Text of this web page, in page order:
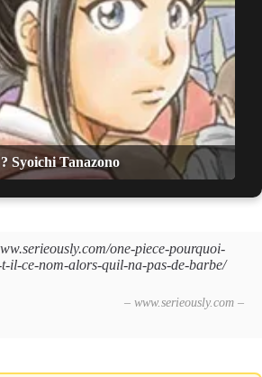
? Syoichi Tanazono
one-piece-pourquoi-
il-ce-nom-alors-quil-na-pas-de-barbe/
– www.serieously.com –